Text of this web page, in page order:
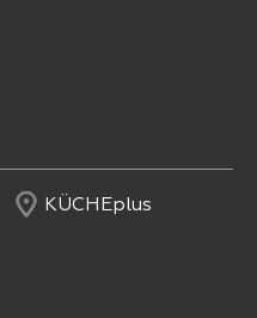
KÜCHEplus